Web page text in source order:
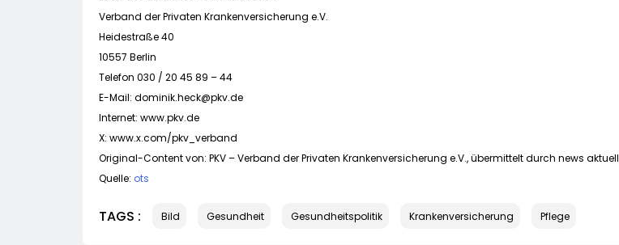
Verband der Privaten Krankenversicherung e.V.
Heidestraße 40
10557 Berlin
Telefon 030 / 20 45 89 – 44
E-Mail: dominik.heck@pkv.de
Internet: www.pkv.de
X: www.x.com/pkv_verband
Original-Content von: PKV – Verband der Privaten Krankenversicherung e.V., übermittelt durch news aktuell
Quelle: ots
TAGS : Bild Gesundheit Gesundheitspolitik Krankenversicherung Pflege